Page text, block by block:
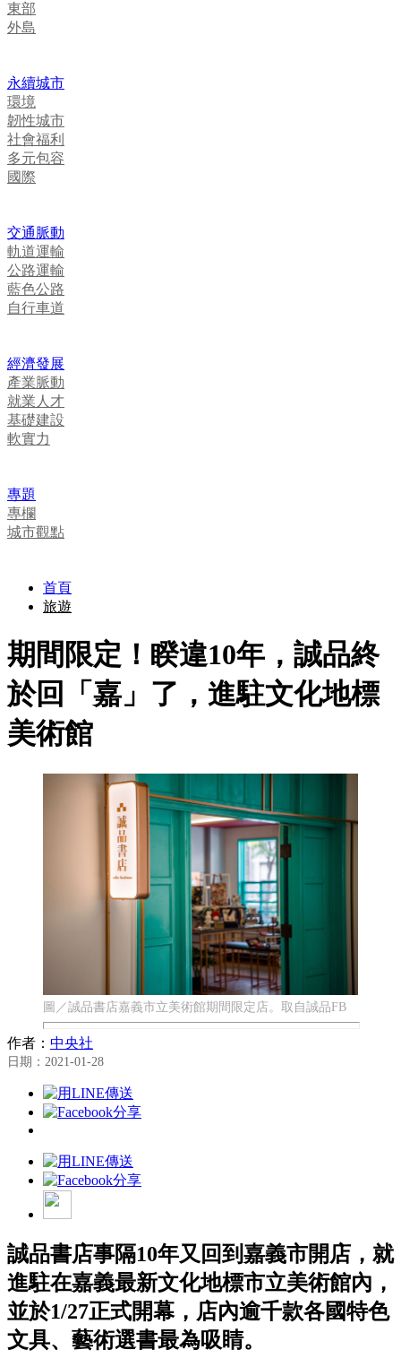
東部
外島
永續城市
環境
韌性城市
社會福利
多元包容
國際
交通脈動
軌道運輸
公路運輸
藍色公路
自行車道
經濟發展
產業脈動
就業人才
基礎建設
軟實力
專題
專欄
城市觀點
首頁
旅遊
期間限定！睽違10年，誠品終
於回「嘉」了，進駐文化地標
美術館
圖／誠品書店嘉義市立美術館期間限定店。取自誠品FB
作者： 中央社
日期：2021-01-28
誠品書店事隔10年又回到嘉義市開店，就
進駐在嘉義最新文化地標市立美術館內，
並於1/27正式開幕，店內逾千款各國特色
文具、藝術選書最為吸睛。